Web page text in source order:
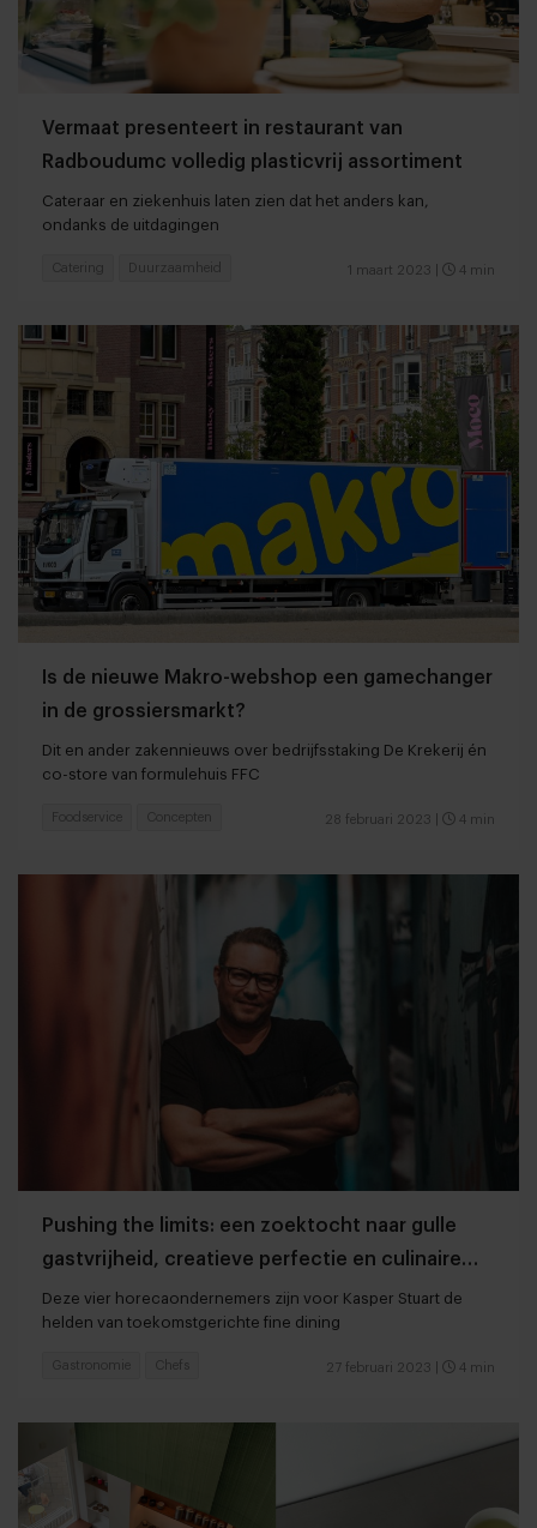
Vermaat presenteert in restaurant van
Radboudumc volledig plasticvrij assortiment
Cateraar en ziekenhuis laten zien dat het anders kan,
ondanks de uitdagingen
1 maart 2023 4 min
Catering Duurzaamheid
Is de nieuwe Makro-webshop een gamechanger
in de grossiersmarkt?
Dit en ander zakennieuws over bedrijfsstaking De Krekerij én
co-store van formulehuis FFC
28 februari 2023 4 min
Foodservice Concepten
Pushing the limits: een zoektocht naar gulle
gastvrijheid, creatieve perfectie en culinaire
vernieuwing
Deze vier horecaondernemers zijn voor Kasper Stuart de
helden van toekomstgerichte fine dining
27 februari 2023 4 min
Gastronomie Chefs